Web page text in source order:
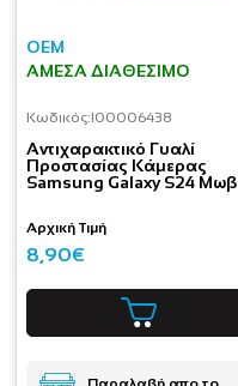
OEM
ΆΜΕΣΑ ΔΙΑΘΈΣΙΜΟ
Κωδικός:I00006438
Aντιχαρακτικό Γυαλί
Προστασίας Κάμερας
Samsung Galaxy S24 Μωβ
Αρχική Τιμή
8,90€